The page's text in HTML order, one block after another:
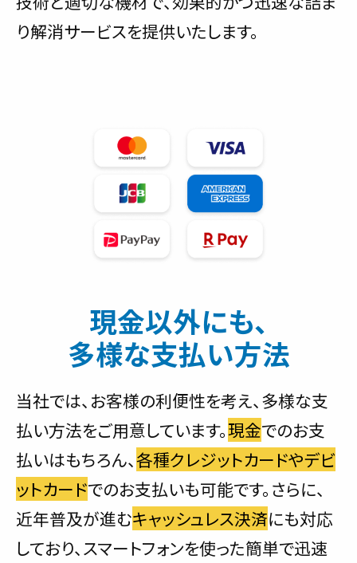
り解消サービスを提供いたします。
現金以外にも、
多様な支払い方法
当社では、お客様の利便性を考え、多様な支
払い方法をご用意しています。現金でのお支
払いはもちろん、各種クレジットカードやデビ
ットカードでのお支払いも可能です。さらに、
近年普及が進むキャッシュレス決済にも対応
しており、スマートフォンを使った簡単で迅速